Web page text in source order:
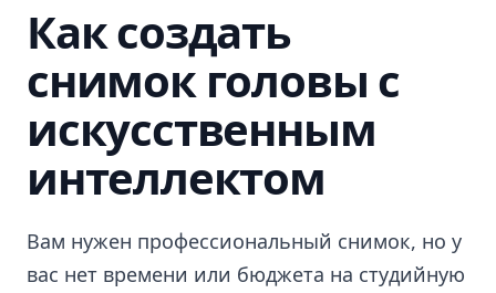
Как создать
снимок головы с
искусственным
интеллектом
Вам нужен профессиональный снимок, но у
вас нет времени или бюджета на студийную